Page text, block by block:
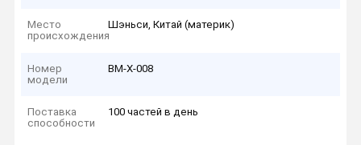
Место
происхождения
Шэньси, Китай (материк)
Номер
модели
ВМ-Х-008
Поставка
способности
100 частей в день